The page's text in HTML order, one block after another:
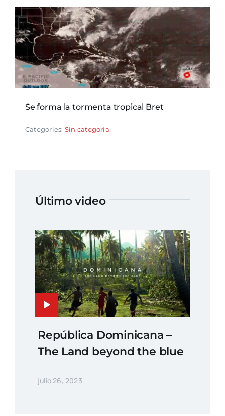
Se forma la tormenta tropical Bret
Categories: Sin categoría
Último video
República Dominicana –
The Land beyond the blue
julio 26, 2023